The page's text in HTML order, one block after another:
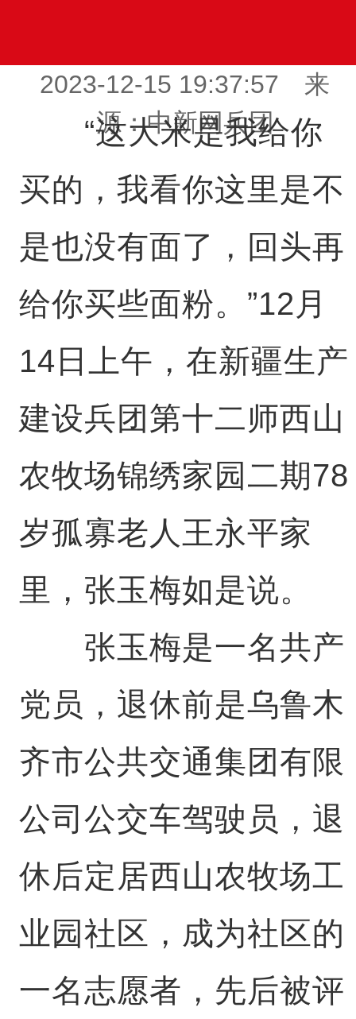
2023-12-15 19:37:57 来
源：中新网兵团
“这大米是我给你
买的，我看你这里是不
是也没有面了，回头再
给你买些面粉。”12月
14日上午，在新疆生产
建设兵团第十二师西山
农牧场锦绣家园二期78
岁孤寡老人王永平家
里，张玉梅如是说。
张玉梅是一名共产
党员，退休前是乌鲁木
齐市公共交通集团有限
公司公交车驾驶员，退
休后定居西山农牧场工
业园社区，成为社区的
一名志愿者，先后被评